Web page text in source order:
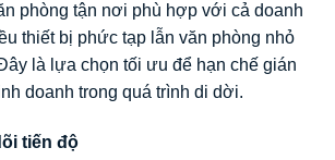
phòng tận nơi phù hợp với cả doanh
thiết bị phức tạp lẫn văn phòng nhỏ
là lựa chọn tối ưu để hạn chế gián
doanh trong quá trình di dời.
tiến độ